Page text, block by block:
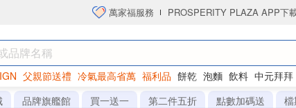
萬家福服務 PROSPERITY PLAZA APP下
父親節送禮 冷氣最高省萬 福利品 餅乾 泡麵 飲料 中元拜拜
洋芋片
品牌旗艦館 買一送一 第二件五折 點數加碼送